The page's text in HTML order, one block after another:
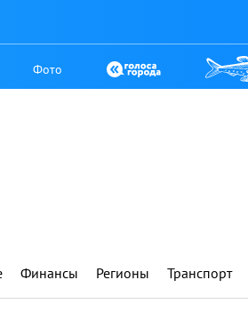
Фото
Финансы Регионы Транспорт